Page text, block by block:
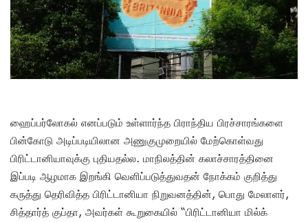
ஹைப்பர்லோகல் எனப்படும் உள்ளார்ந்த பிராந்திய பிரச்சாரங்களை
பின்கோடு அடிப்படியிலான அணுகுமுறையில் மேற்கொள்வது
பிரிட்டானியாவுக்கு புதியதல்ல. மாநிலத்தின் கலாச்சாரத்தினை
இப்படி ஆழமாக இறங்கி வெளிப்படுத்துவதன் நோக்கம் குறித்து
கருத்து தெரிவித்த பிரிட்டானியா நிறுவனத்தின், பொது மேலாளர்,
சித்தார்த் குப்தா, அவர்கள் கூறுகையில் “பிரிட்டானியா மில்க்